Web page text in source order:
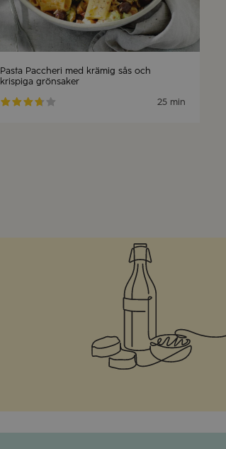
Pasta Paccheri med krämig sås och
krispiga grönsaker
25 min